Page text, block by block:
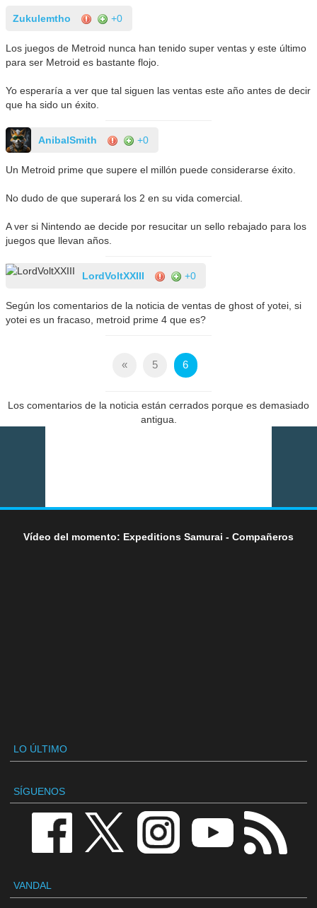
Zukulemtho +0
Los juegos de Metroid nunca han tenido super ventas y este último
para ser Metroid es bastante flojo.
Yo esperaría a ver que tal siguen las ventas este año antes de decir
que ha sido un éxito.
AnibalSmith +0
Un Metroid prime que supere el millón puede considerarse éxito.
No dudo de que superará los 2 en su vida comercial.
A ver si Nintendo ae decide por resucitar un sello rebajado para los
juegos que llevan años.
LordVoltXXIII +0
Según los comentarios de la noticia de ventas de ghost of yotei, si
yotei es un fracaso, metroid prime 4 que es?
« 5 6
Los comentarios de la noticia están cerrados porque es demasiado
antigua.
Vídeo del momento: Expeditions Samurai - Compañeros
LO ÚLTIMO
SÍGUENOS
VANDAL